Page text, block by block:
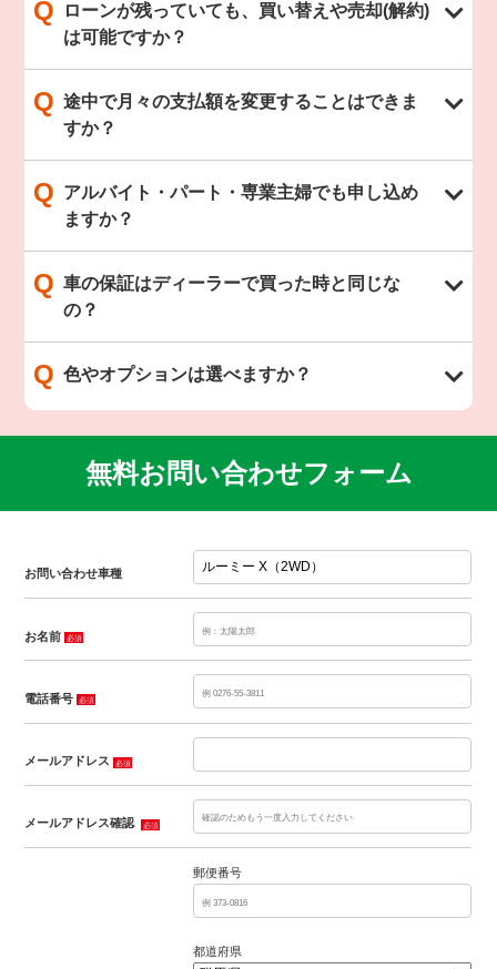
Q
ローンが残っていても、買い替えや売却(解約)
は可能ですか？
Q 途中で月々の支払額を変更することはできま
すか？
Q アルバイト・パート・専業主婦でも申し込め
ますか？
Q 車の保証はディーラーで買った時と同じな
の？
Q 色やオプションは選べますか？
無料お問い合わせフォーム
お問い合わせ車種
お名前 必須
電話番号 必須
メールアドレス 必須
メールアドレス確認 必須
郵便番号
都道府県